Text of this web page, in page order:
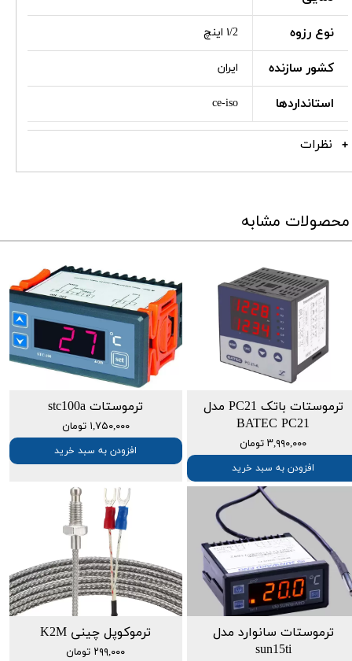
نوع رزوه ۱/2 اینچ
کشور سازنده ایران
استانداردها ce-iso
نظرات
محصولات مشابه
ترموستات باتک PC21 مدل
BATEC PC21
۳,۹۹۰,۰۰۰ تومان
افزودن به سبد خرید
ترموستات stc100a
۱,۷۵۰,۰۰۰ تومان
افزودن به سبد خرید
ترموستات سانوارد مدل
sun15ti
ترموکوپل چینی K2M
۲۹۹,۰۰۰ تومان